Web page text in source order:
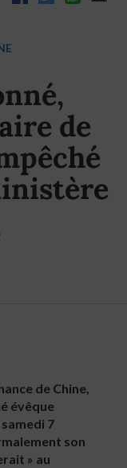
de
de Chine,
évêque
7
son
» au